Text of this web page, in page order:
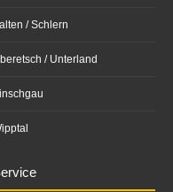
/ Schlern
/ Unterland